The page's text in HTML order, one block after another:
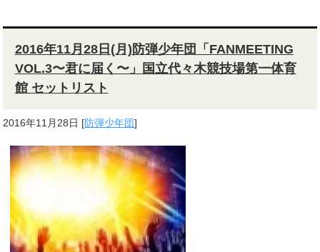
2016年11月28日(月)防弾少年団「FANMEETING
VOL.3〜君に届く〜」国立代々木競技場第一体育
館 セットリスト
2016年11月28日 [防弾少年団]